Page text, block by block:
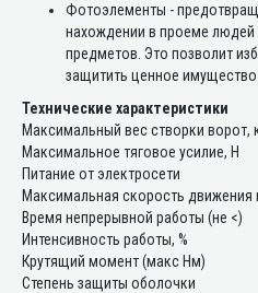
Фотоэлементы -
нахождении в проеме людей
предметов. Это позволит
защитить ценное
Технические характеристики
Максимальный вес створки ворот,
Максимальное тяговое усилие, Н
Питание от электросети
Максимальная скорость движения
Время непрерывной работы (не <)
Интенсивность работы, %
Крутящий момент (макс Нм)
Степень защиты оболочки